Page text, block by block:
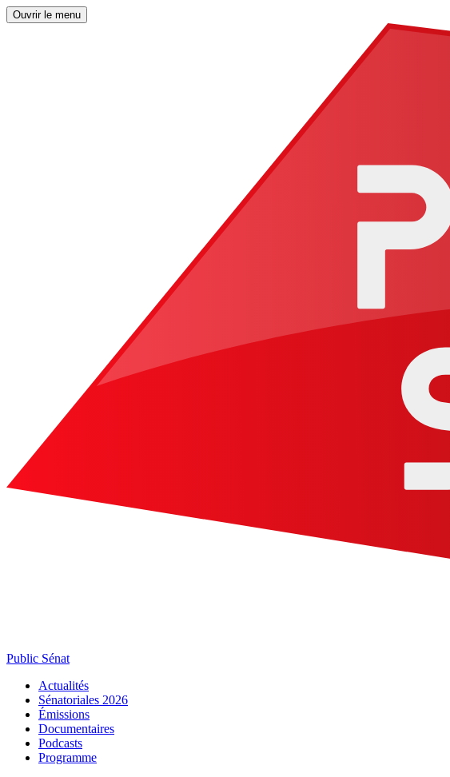
Ouvrir le menu
Public Sénat
Actualités
Sénatoriales 2026
Émissions
Documentaires
Podcasts
Programme